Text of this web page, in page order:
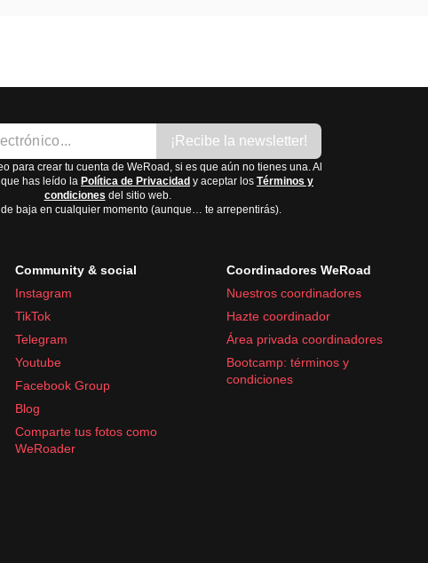
¡Recibe la newsletter!
para crear tu cuenta de WeRoad, si es que aún no tienes una. Al
has leído la Política de Privacidad y aceptar los Términos y
condiciones del sitio web.
de baja en cualquier momento (aunque… te arrepentirás).
Community & social
Instagram
TikTok
Telegram
Youtube
Facebook Group
Blog
Comparte tus fotos como
WeRoader
Coordinadores WeRoad
Nuestros coordinadores
Hazte coordinador
Área privada coordinadores
Bootcamp: términos y
condiciones